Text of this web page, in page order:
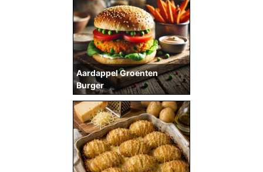
Aardappel Groenten
Burger